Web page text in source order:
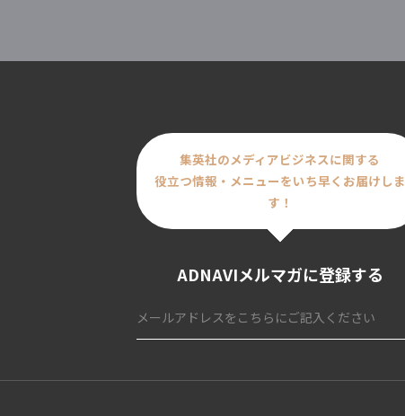
集英社のメディアビジネスに関する
役立つ情報・メニューをいち早くお届けしま
す！
ADNAVIメルマガに登録する